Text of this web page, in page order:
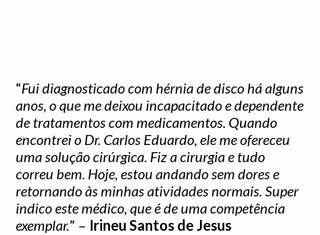
“Fui diagnosticado com hérnia de disco há alguns
anos, o que me deixou incapacitado e dependente
de tratamentos com medicamentos. Quando
encontrei o Dr. Carlos Eduardo, ele me ofereceu
uma solução cirúrgica. Fiz a cirurgia e tudo
correu bem. Hoje, estou andando sem dores e
retornando às minhas atividades normais. Super
indico este médico, que é de uma competência
exemplar.” – Irineu Santos de Jesus